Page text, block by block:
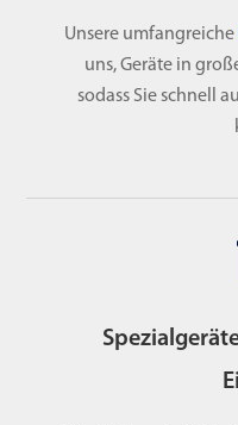
Unsere umfangreiche
uns, Geräte in
sodass Sie schnell